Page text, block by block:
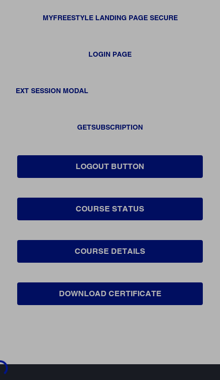
MYFREESTYLE LANDING PAGE SECURE
LOGIN PAGE
EXT SESSION MODAL
GETSUBSCRIPTION
LOGOUT BUTTON
COURSE STATUS
COURSE DETAILS
DOWNLOAD CERTIFICATE